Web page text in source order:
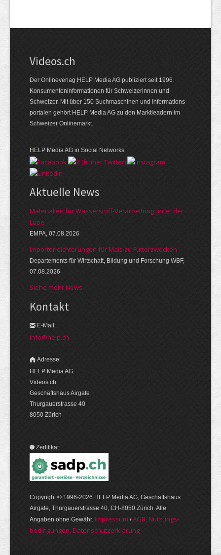
Videos.ch
Der Onlineverlag HELP Media AG publiziert seit 1996
Konsumenten­informationen für Schweizerinnen und
Schweizer. Mit über 150 Suchmaschinen und Informations­
portalen gehört HELP Media AG zu den Marktleadern im
Schweizer Onlinemarkt.
HELP Media AG in Social Networks
Aktuelle News
Materialien für Wasserstoff-Verarbeitung unter der
Lupe
EMPA, 07.08.2026
Importerleichterungen für Mais zu Futterzwecken
Departements für Wirtschaft, Bildung und Forschung WBF,
07.08.2026
Siehe mehr News
Kontakt
E-Mail:
info@help.ch
Adresse:
HELP Media AG
Videos.ch
Geschäftshaus Airgate
Thurgauerstrasse 40
8050 Zürich
Zertifikat:
Copyright © 1996-2026 HELP Media AG, Geschäftshaus
Airgate, Thurgauer­strasse 40, CH-8050 Zürich. Alle
Angaben ohne Gewähr. Im­pres­sum /AGB, Nut­zungs­
bedin­gungen, Daten­schutz­er­klärung